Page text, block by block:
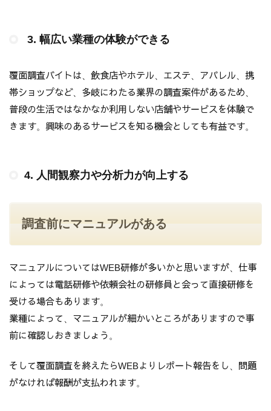
3. 幅広い業種の体験ができる
覆面調査バイトは、飲食店やホテル、エステ、アパレル、携
帯ショップなど、多岐にわたる業界の調査案件があるため、
普段の生活ではなかなか利用しない店舗やサービスを体験で
きます。興味のあるサービスを知る機会としても有益です。
4. 人間観察力や分析力が向上する
調査前にマニュアルがある
マニュアルについてはWEB研修が多いかと思いますが、仕事
によっては電話研修や依頼会社の研修員と会って直接研修を
受ける場合もあります。
業種によって、マニュアルが細かいところがありますので事
前に確認しおきましょう。
そして覆面調査を終えたらWEBよりレポート報告をし、問題
がなければ報酬が支払われます。